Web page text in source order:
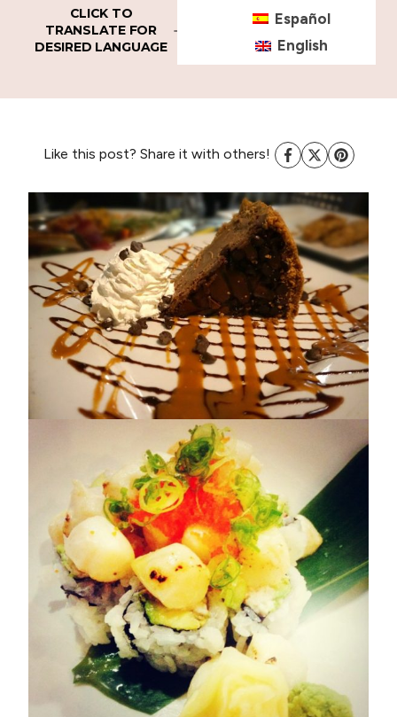
CLICK TO
TRANSLATE FOR
DESIRED LANGUAGE
Español
English
Like this post? Share it with others!